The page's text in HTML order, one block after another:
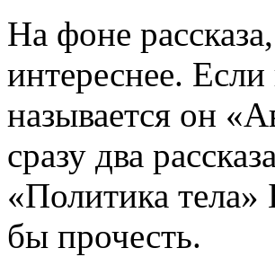
На фоне
интереснее.
называется он
сразу два
«Политика тела»
бы прочесть.